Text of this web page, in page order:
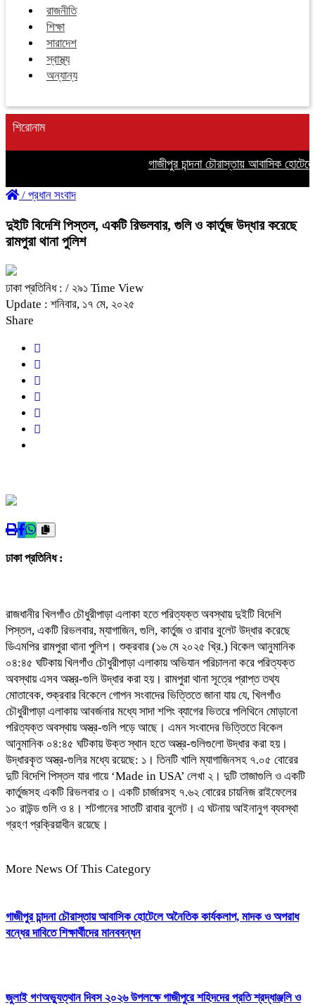
রাজনীতি
শিক্ষা
সারাদেশ
স্বাস্থ্য
অন্যান্য
শিরোনাম
গাজীপুর চান্দনা চৌরাস্তায় আবাসিক
/ প্রধান সংবাদ
দুইটি বিদেশি পিস্তল, একটি রিভলবার, গুলি ও কার্তুজ উদ্ধার করেছে
রামপুরা থানা পুলিশ
ঢাকা প্রতিনিধ : / ২৯১ Time View
Update : শনিবার, ১৭ মে, ২০২৫
Share
ঢাকা প্রতিনিধ :
রাজধানীর খিলগাঁও চৌধুরীপাড়া এলাকা হতে পরিত্যক্ত অবস্থায় দুইটি বিদেশি
পিস্তল, একটি রিভলবার, ম্যাগাজিন, গুলি, কার্তুজ ও রাবার বুলেট উদ্ধার করেছে
ডিএমপির রামপুরা থানা পুলিশ। শুক্রবার (১৬ মে ২০২৫ খ্রি.) বিকেল আনুমানিক
০৪:৪৫ ঘটিকায় খিলগাঁও চৌধুরীপাড়া এলাকায় অভিযান পরিচালনা করে পরিত্যক্ত
অবস্থায় এসব অস্ত্র-গুলি উদ্ধার করা হয়। রামপুরা থানা সূত্রে প্রাপ্ত তথ্য
মোতাবেক, শুক্রবার বিকেলে গোপন সংবাদের ভিত্তিতে জানা যায় যে, খিলগাঁও
চৌধুরীপাড়া এলাকায় আবর্জনার মধ্যে সাদা শপিং ব্যাগের ভিতরে পলিথিনে মোড়ানো
পরিত্যক্ত অবস্থায় অস্ত্র-গুলি পড়ে আছে। এমন সংবাদের ভিত্তিতে বিকেল
আনুমানিক ০৪:৪৫ ঘটিকায় উক্ত স্থান হতে অস্ত্র-গুলিগুলো উদ্ধার করা হয়।
উদ্ধারকৃত অস্ত্র-গুলির মধ্যে রয়েছে: ১। তিনটি খালি ম্যাগাজিনসহ ৭.০৫ বোরের
দুটি বিদেশি পিস্তল যার গায়ে ‘Made in USA’ লেখা ২। দুটি তাজাগুলি ও একটি
কার্তুজসহ একটি রিভলবার ৩। একটি চার্জারসহ ৭.৬২ বোরের চায়নিজ রাইফেলের
১০ রাউন্ড গুলি ও ৪। শটগানের সাতটি রাবার বুলেট। এ ঘটনায় আইনানুগ ব্যবস্থা
গ্রহণ প্রক্রিয়াধীন রয়েছে।
More News Of This Category
গাজীপুর চান্দনা চৌরাস্তায় আবাসিক হোটেলে অনৈতিক কার্যকলাপ, মাদক ও অপরাধ
বন্ধের দাবিতে শিক্ষার্থীদের মানববন্ধন
জুলাই গণঅভ্যুত্থান দিবস ২০২৬ উপলক্ষে গাজীপুরে শহিদদের প্রতি শ্রদ্ধাঞ্জলি ও